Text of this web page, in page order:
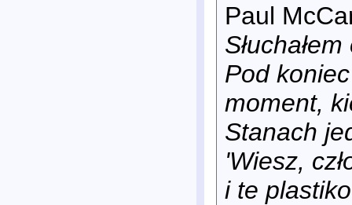
Paul
Pod
moment,
Stanach
'Wiesz,
i te